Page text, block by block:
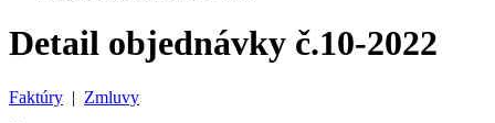
Detail objednávky č.10-2022
Faktúry | Zmluvy